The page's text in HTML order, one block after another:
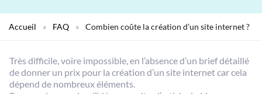
Accueil » FAQ » Combien coûte la création d’un site internet ?
Très difficile, voire impossible, en l’absence d’un brief détaillé
de donner un prix pour la création d’un site internet car cela
dépend de nombreux éléments.